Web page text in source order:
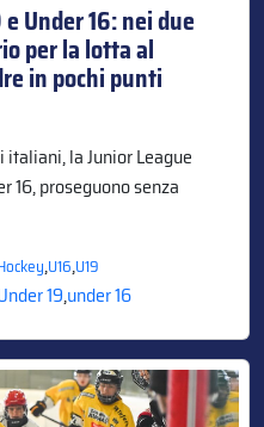
Under 16: nei due
per la lotta al
in pochi punti
la Junior League
16, proseguono senza
,U16,U19
19,under 16